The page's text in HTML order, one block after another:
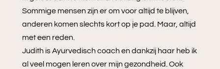
Sommige mensen zijn er om voor altijd te blijven,
anderen komen slechts kort op je pad. Maar, altijd
met een reden.
Judith is Ayurvedisch coach en dankzij haar heb ik
al veel mogen leren over mijn gezondheid. Ook